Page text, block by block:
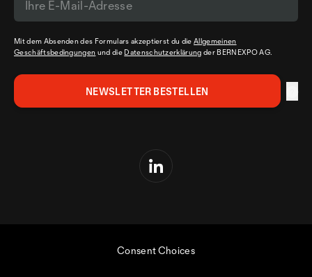
Mit dem Absenden des Formulars akzeptierst du dieAllgemeinen
Geschäftsbedingungen und die Datenschutzerklärung der BERNEXPO AG.
Consent Choices